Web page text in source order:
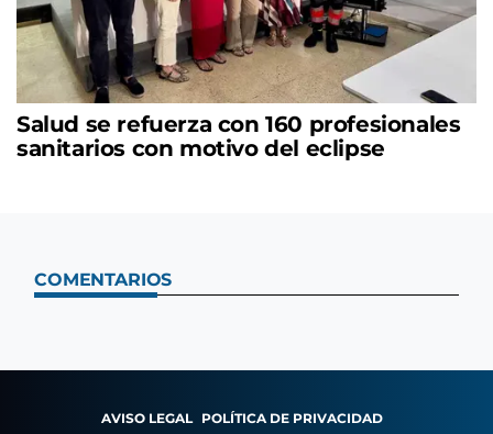
Salud se refuerza con 160 profesionales
sanitarios con motivo del eclipse
COMENTARIOS
AVISO LEGAL POLÍTICA DE PRIVACIDAD